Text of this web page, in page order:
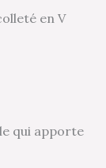
en V
qui apporte